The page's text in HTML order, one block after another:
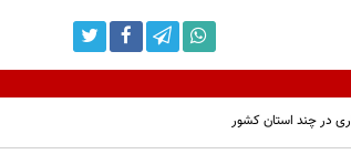
در چند استان کشور